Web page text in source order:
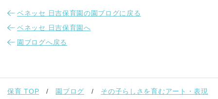
ベネッセ 日吉保育園の園ブログに戻る
ベネッセ 日吉保育園へ
園ブログへ戻る
保育 TOP 園ブログ
その子らしさを育むアート・表現